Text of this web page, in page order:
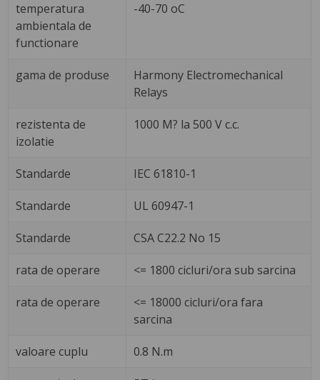
temperatura
ambientala de
functionare
-40-70 oC
gama de produse
Harmony Electromechanical
Relays
rezistenta de
izolatie
1000 M? la 500 V c.c.
Standarde IEC 61810-1
Standarde UL 60947-1
Standarde CSA C22.2 No 15
rata de operare <= 1800 cicluri/ora sub sarcina
rata de operare
<= 18000 cicluri/ora fara
sarcina
valoare cuplu 0.8 N.m